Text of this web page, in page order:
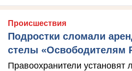
Происшествия
Подростки сломали
стелы «Освободителям
Правоохранители установят